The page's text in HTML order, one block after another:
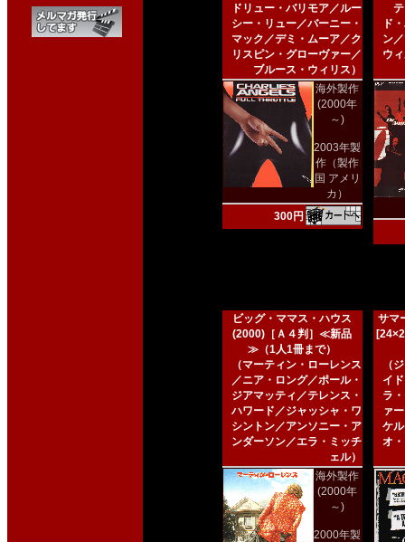
ドリュー・バリモア／ルー
シー・リュー／バーニー・
マック／デミ・ムーア／ク
リスピン・グローヴァー／
ブルース・ウィリス）
海外製作
(2000年
～)
2003年製
作（製作
国 アメリ
カ）
300円
ド
ン
ウ
ビッグ・ママス・ハウス
(2000)［Ａ４判］≪新品
≫（1人1冊まで）
（マーティン・ローレンス
／ニア・ロング／ポール・
ジアマッティ／テレンス・
ハワード／ジャッシャ・ワ
シントン／アンソニー・ア
ンダーソン／エラ・ミッチ
ェル）
海外製作
(2000年
～)
2000年製
サマ
（
イ
ラ
ァ
ケ
オ